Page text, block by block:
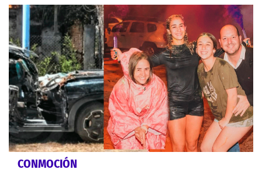
CONMOCIÓN